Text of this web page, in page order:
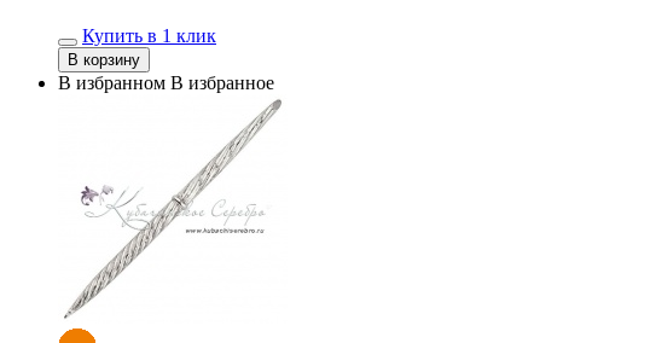
Купить в 1 клик
В избранном В избранное